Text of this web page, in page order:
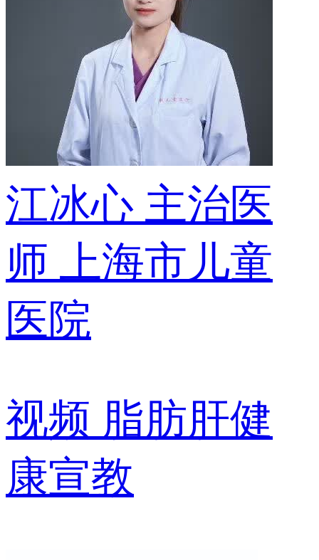
江冰心 主治医
师 上海市儿童
医院
视频 脂肪肝健
康宣教